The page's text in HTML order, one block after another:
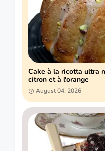
Cake à la ricotta ultra moelleux :
citron et à l'orange
August 04, 2026